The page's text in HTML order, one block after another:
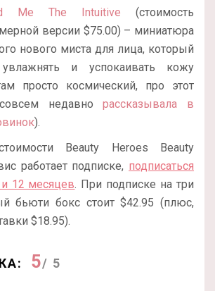
Me The Intuitive (стоимость
версии $75.00) – миниатюра
нового миста для лица, который
и успокаивать кожу
просто космический, про этот
недавнорассказывала в
).
Beauty Heroes Beauty
работает подписке, подписаться
12 месяцев. При подписке на три
бьюти бокс стоит $42.95 (плюс,
$18.95).
5/ 5